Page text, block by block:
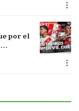
por el